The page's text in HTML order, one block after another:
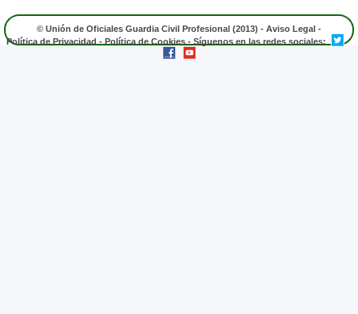
© Unión de Oficiales Guardia Civil Profesional (2013) - Aviso Legal -
Política de Privacidad - Política de Cookies - Síguenos en las redes sociales: